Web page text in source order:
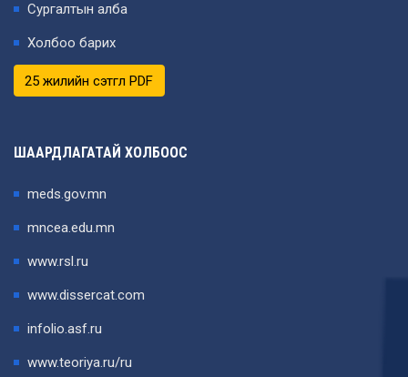
Сургалтын алба
Холбоо барих
25 жилийн сэтгүүл PDF
ШААРДЛАГАТАЙ ХОЛБООС
meds.gov.mn
mncea.edu.mn
www.rsl.ru
www.dissercat.com
infolio.asf.ru
www.teoriya.ru/ru